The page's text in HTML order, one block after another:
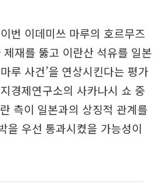
번 이데미쓰 마루의 호르무즈
재를 뚫고 이란산 석유를 일본
루 사건’을 연상시킨다는 평가
경제연구소의 사카나시 쇼 중
측이 일본과의 상징적 관계를
을 우선 통과시켰을 가능성이